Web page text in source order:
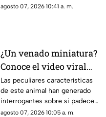
familiares; el incidente dejó
agosto 07, 2026 10:41 a. m.
¿Un venado miniatura?
Conoce el video viral
que causa asombro en
redes sociales
Las peculiares características
de este animal han generado
interrogantes sobre si padece
una malformación congénita.
agosto 07, 2026 10:05 a. m.